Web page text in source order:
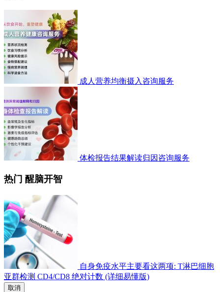
成人营养均衡摄入咨询服务
体检报告结果解读归因咨询服务
热门 醒脑开智
自身免疫水平主要看这两项: T淋巴细胞
亚群检测 CD4/CD8 绝对计数 (详细易懂版)
取消